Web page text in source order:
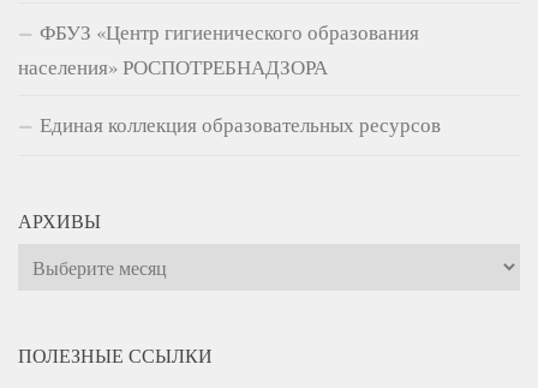
ФБУЗ «Центр гигиенического образования
населения» РОСПОТРЕБНАДЗОРА
Единая коллекция образовательных ресурсов
АРХИВЫ
Архивы
ПОЛЕЗНЫЕ ССЫЛКИ